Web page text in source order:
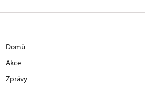
Domů
Akce
Zprávy